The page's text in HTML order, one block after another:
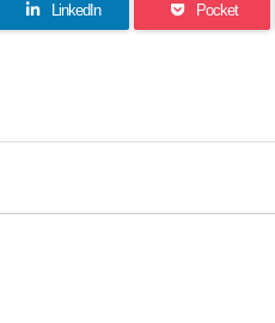
LinkedIn Pocket